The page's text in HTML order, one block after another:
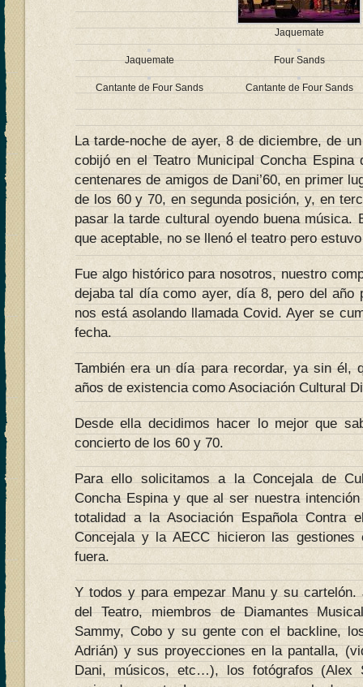
Jaquemate
Jaquemate Four Sands
Cantante de Four Sands Cantante de Four Sands
La tarde-noche de ayer, 8 de diciembre, de
cobijó en el Teatro Municipal Concha
centenares de amigos de Dani’60, en primer
de los 60 y 70, en segunda posición, y, en
pasar la tarde cultural oyendo buena música.
que aceptable, no se llenó el teatro pero
Fue algo histórico para nosotros, nuestro
dejaba tal día como ayer, día 8, pero del año
nos está asolando llamada Covid. Ayer se
fecha.
También era un día para recordar, ya sin él,
años de existencia como Asociación Cultural
Desde ella decidimos hacer lo mejor que
concierto de los 60 y 70.
Para ello solicitamos a la Concejala de
Concha Espina y que al ser nuestra
totalidad a la Asociación Española Contra
Concejala y la AECC hicieron las
fuera.
Y todos y para empezar Manu y su
del Teatro, miembros de Diamantes
Sammy, Cobo y su gente con el backline,
Adrián) y sus proyecciones en la pantalla,
Dani, músicos, etc…), los fotógrafos (Alex